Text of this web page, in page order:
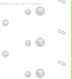
срок до 27 сентября